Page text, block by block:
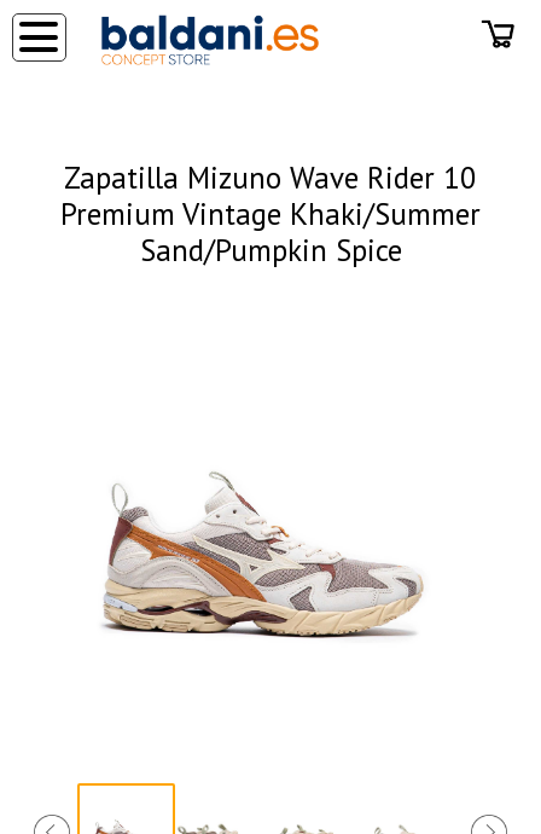
Zapatilla Mizuno Wave Rider 10
Premium Vintage Khaki/Summer
Sand/Pumpkin Spice